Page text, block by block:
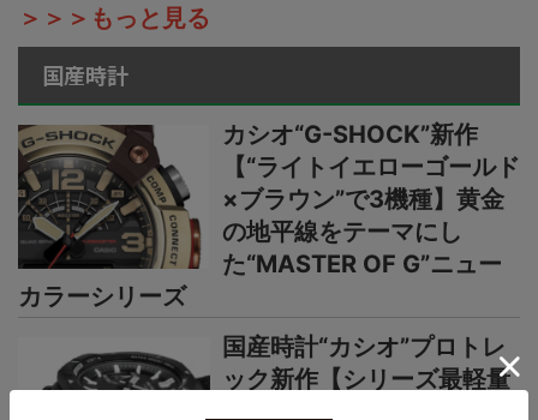
＞＞＞もっと見る
国産時計
カシオ“G-SHOCK”新作
【“ライトイエローゴールド
×ブラウン”で3機種】黄金
の地平線をテーマにし
た“MASTER OF G”ニュー
カラーシリーズ
国産時計“カシオ”プロトレ
ック新作【シリーズ最軽量
の本格アウトドアウオッ